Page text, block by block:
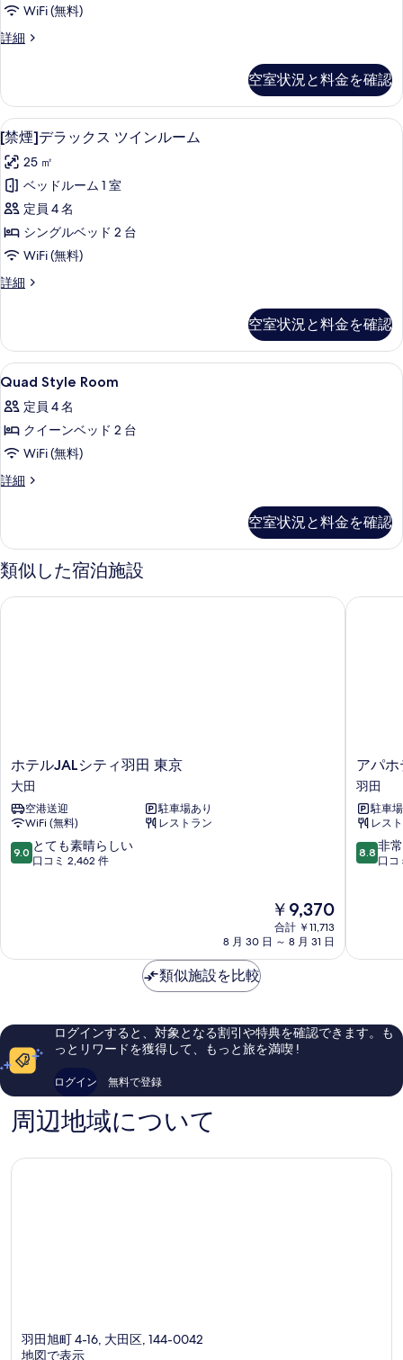
の
写
表
示
す
る
細
ド
イ
ン
ル
ー
ム
の
す
べ
て
真
を
表
示
す
WiFi (無料)
詳細
[禁
ン
ダ
ー
ド
ツ
イ
ン
ル
ー
ム
の
詳
空室状況と料金を確認
[禁
煙]
デ
ラ
ッ
ク
ツ
ン
ル
ー
ム
の
す
べ
写
真
を
[禁煙]デラックス ツインルーム | 遮
12
[禁煙]デラックス ツインルーム
25 ㎡
ベッドルーム 1 室
定員 4 名
シングルベッド 2 台
WiFi (無料)
詳細
[禁
ッ
ク
ス
イ
ン
ー
ム
の
空室状況と料金を確認
Quad
Style
Room
の
す
べ
写
真
を
バスルーム | シャワー付き浴槽、バ
2
Quad Style Room
定員 4 名
クイーンベッド 2 台
WiFi (無料)
詳細
Quad
詳
細
空室状況と料金を確認
類似した宿泊施設
ホ
テ
ル
JAL
シ
テ
ィ
田
ホテルJALシティ羽田 東京
大田
空港送迎
駐車場あり
WiFi (無料)
レストラン
10
段
も
し
口
コ
件
件
口
9.0 とても素晴らしい
口コミ 2,462 件
現
在
の
￥9,370
合計 ￥11,713
8 月 30 日 ～ 8 月 31 日
ホテルJALシティ羽田 東京
ア
パ
ホ
テ
ル
〈羽
田
前〉
アパ
羽田
駐車
レス
10
段
に
コ
ミ
8.8 非
口コ
アパホ
類似施設を比較
ログインすると、対象となる割引や特典を確認できます。も
っとリワードを獲得して、もっと旅を満喫 !
ログイン 無料で登録
周辺地域について
羽田旭町 4-16, 大田区, 144-0042
地図で表示